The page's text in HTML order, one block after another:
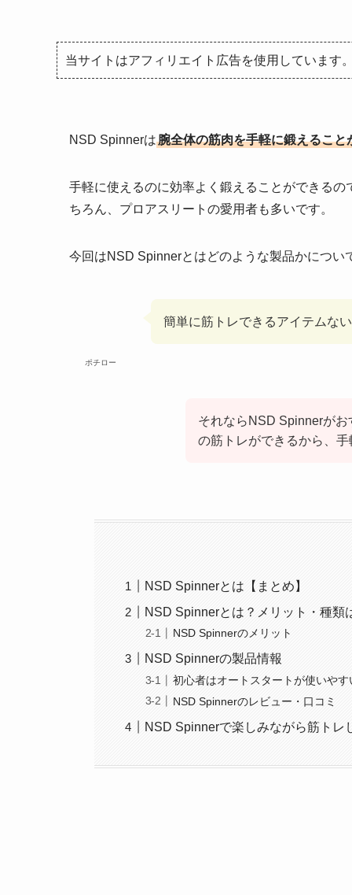
当サイトはアフィリエイト広告を使用しています
NSD Spinnerは腕全体の筋肉を手軽に鍛えること
手軽に使えるのに効率よく鍛えることができる
ちろん、プロアスリートの愛用者も多いです。
今回はNSD Spinnerとはどのような製品かにつ
ポチロー
簡単に筋トレできるアイテムな
それならNSD Spinnerが
の筋トレができるから、
NSD Spinnerとは【まとめ】
NSD Spinnerとは？メリット・種類
NSD Spinnerのメリット
NSD Spinnerの製品情報
初心者はオートスタートが使いやす
NSD Spinnerのレビュー・口コミ
NSD Spinnerで楽しみながら筋トレ